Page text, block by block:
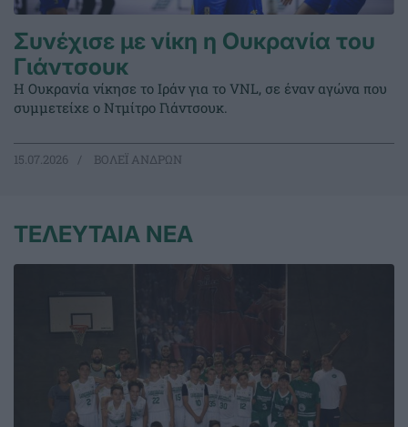
Συνέχισε με νίκη η Ουκρανία του
Γιάντσουκ
Η Ουκρανία νίκησε το Ιράν για το VNL, σε έναν αγώνα που
συμμετείχε ο Ντμίτρο Γιάντσουκ.
15.07.2026 ΒΟΛΕΪ ΑΝΔΡΩΝ
ΤΕΛΕΥΤΑΙΑ ΝΕΑ